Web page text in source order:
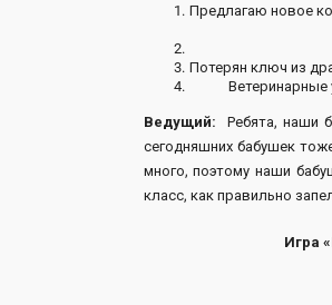
Предлагаю новое
Потерян ключ из
Ветеринарные
Ведущий: Ребята, наши
сегодняшних бабушек
много, поэтому наши
класс, как правильно
Игра